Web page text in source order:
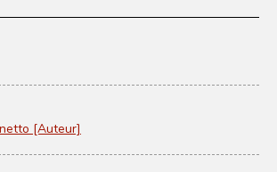
[Auteur]